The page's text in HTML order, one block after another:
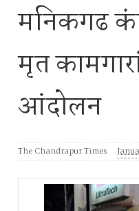
मनिकगढ
मृत
आंदोलन
The Chandrapur Times